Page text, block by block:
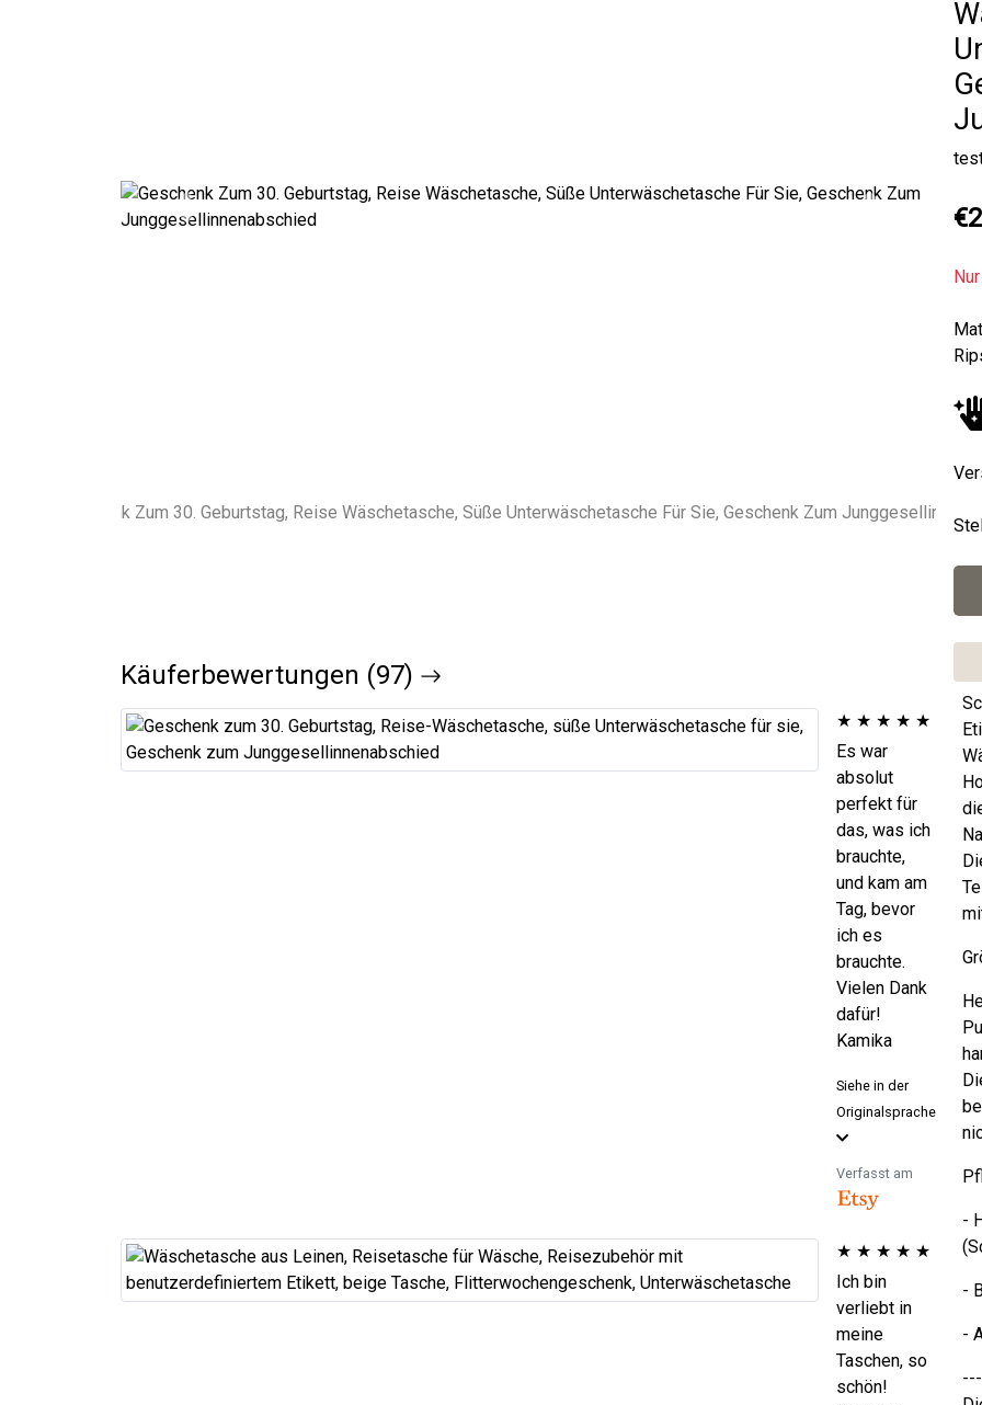
Previous
-
-
-
Käuferbewertungen (97)
★ ★ ★ ★ ★
Es war
absolut
perfekt für
das, was ich
brauchte,
und kam am
Tag, bevor
ich es
brauchte.
Vielen Dank
dafür!
Kamika
Siehe in der
Originalsprache
Verfasst am
★ ★ ★ ★ ★
Ich bin
verliebt in
meine
Taschen, so
schön!